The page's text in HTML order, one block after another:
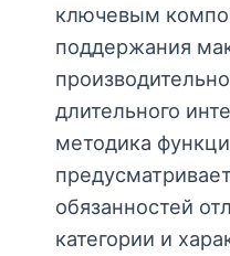
ключевым
поддержания
длительного
методика
обязанностей
категории и